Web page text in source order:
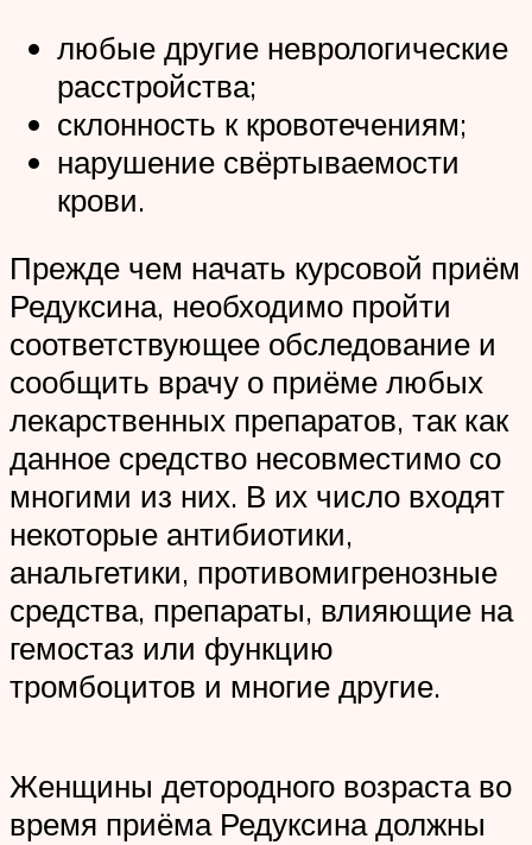
любые другие неврологические
расстройства;
склонность к кровотечениям;
нарушение свёртываемости
крови.
Прежде чем начать курсовой приём
Редуксина, необходимо пройти
соответствующее обследование и
сообщить врачу о приёме любых
лекарственных препаратов, так как
данное средство несовместимо со
многими из них. В их число входят
некоторые антибиотики,
анальгетики, противомигренозные
средства, препараты, влияющие на
гемостаз или функцию
тромбоцитов и многие другие.
Женщины детородного возраста во
время приёма Редуксина должны